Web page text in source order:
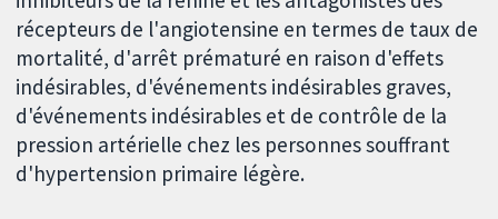
récepteurs de l'angiotensine en termes de taux de
mortalité, d'arrêt prématuré en raison d'effets
indésirables, d'événements indésirables graves,
d'événements indésirables et de contrôle de la
pression artérielle chez les personnes souffrant
d'hypertension primaire légère.